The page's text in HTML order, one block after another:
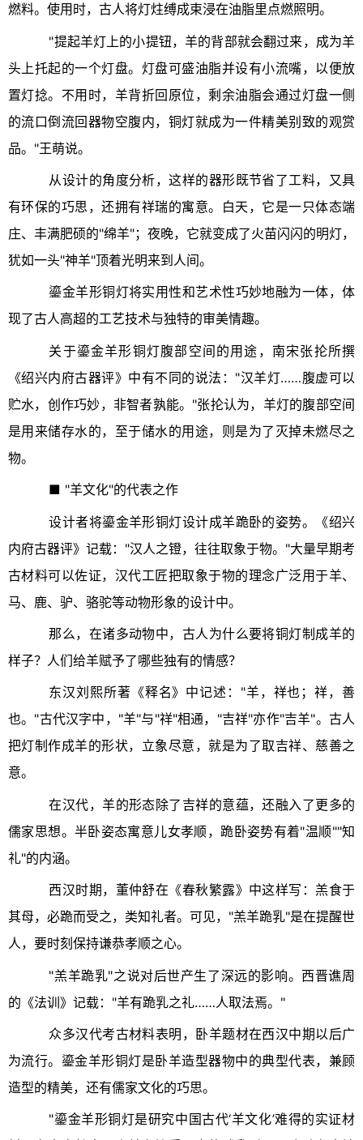
燃料。使用时，古人将灯炷缚成束浸在油脂里点燃照明。
"提起羊灯上的小提钮，羊的背部就会翻过来，成为羊
头上托起的一个灯盘。灯盘可盛油脂并设有小流嘴，以便放
置灯捻。不用时，羊背折回原位，剩余油脂会通过灯盘一侧
的流口倒流回器物空腹内，铜灯就成为一件精美别致的观赏
品。"王萌说。
从设计的角度分析，这样的器形既节省了工料，又具
有环保的巧思，还拥有祥瑞的寓意。白天，它是一只体态端
庄、丰满肥硕的"绵羊"；夜晚，它就变成了火苗闪闪的明灯，
犹如一头"神羊"顶着光明来到人间。
鎏金羊形铜灯将实用性和艺术性巧妙地融为一体，体
现了古人高超的工艺技术与独特的审美情趣。
关于鎏金羊形铜灯腹部空间的用途，南宋张抡所撰
《绍兴内府古器评》中有不同的说法："汉羊灯……腹虚可以
贮水，创作巧妙，非智者孰能。"张抡认为，羊灯的腹部空间
是用来储存水的，至于储水的用途，则是为了灭掉未燃尽之
物。
■ "羊文化"的代表之作
设计者将鎏金羊形铜灯设计成羊跪卧的姿势。《绍兴
内府古器评》记载："汉人之镫，往往取象于物。"大量早期考
古材料可以佐证，汉代工匠把取象于物的理念广泛用于羊、
马、鹿、驴、骆驼等动物形象的设计中。
那么，在诸多动物中，古人为什么要将铜灯制成羊的
样子？人们给羊赋予了哪些独有的情感？
东汉刘熙所著《释名》中记述："羊，祥也；祥，善
也。"古代汉字中，"羊"与"祥"相通，"吉祥"亦作"吉羊"。古人
把灯制作成羊的形状，立象尽意，就是为了取吉祥、慈善之
意。
在汉代，羊的形态除了吉祥的意蕴，还融入了更多的
儒家思想。半卧姿态寓意儿女孝顺，跪卧姿势有着"温顺""知
礼"的内涵。
西汉时期，董仲舒在《春秋繁露》中这样写：羔食于
其母，必跪而受之，类知礼者。可见，"羔羊跪乳"是在提醒世
人，要时刻保持谦恭孝顺之心。
"羔羊跪乳"之说对后世产生了深远的影响。西晋谯周
的《法训》记载："羊有跪乳之礼……人取法焉。"
众多汉代考古材料表明，卧羊题材在西汉中期以后广
为流行。鎏金羊形铜灯是卧羊造型器物中的典型代表，兼顾
造型的精美，还有儒家文化的巧思。
"鎏金羊形铜灯是研究中国古代‘羊文化’难得的实证材